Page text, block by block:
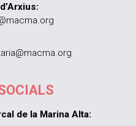
de la Marina Alta: